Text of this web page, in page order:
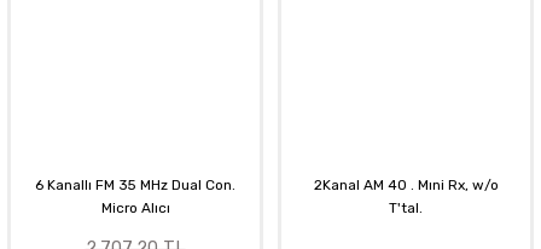
6 Kanallı FM 35 MHz Dual Con.
Micro Alıcı
2Kanal AM 40 . Mıni Rx, w/o
T'tal.